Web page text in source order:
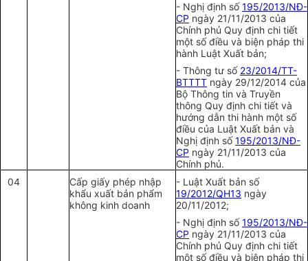
- Nghị định số195/2013/NĐ-
CP ngày 21/11/2013 của
Chính phủ Quy định chi tiết
một số điều và biện pháp thi
hành Luật Xuất bản;
- Thông tư số 23/2014/TT-
BTTTT ngày 29/12/2014 của
Bộ Thông tin và Truyền
thông Quy định chi tiết và
hướng dẫn thi hành một số
điều của Luật Xuất bản và
Nghị định số195/2013/NĐ-
CP ngày 21/11/2013 của
Chính phủ.
04
Cấp giấy phép nhập
khẩu xuất bản phẩm
không kinh doanh
- Luật Xuất bản số
19/2012/QH13 ngày
20/11/2012;
- Nghị định số195/2013/NĐ-
CP ngày 21/11/2013 của
Chính phủ Quy định chi tiết
một số điều và biện pháp thi